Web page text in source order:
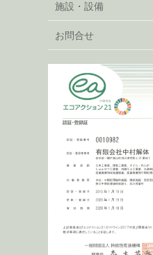
施設・設備
お問合せ